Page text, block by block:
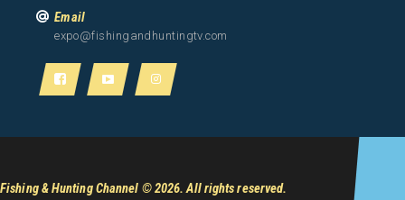
Email
expo@fishingandhuntingtv.com
Fishing & Hunting Channel © 2026. All rights reserved.